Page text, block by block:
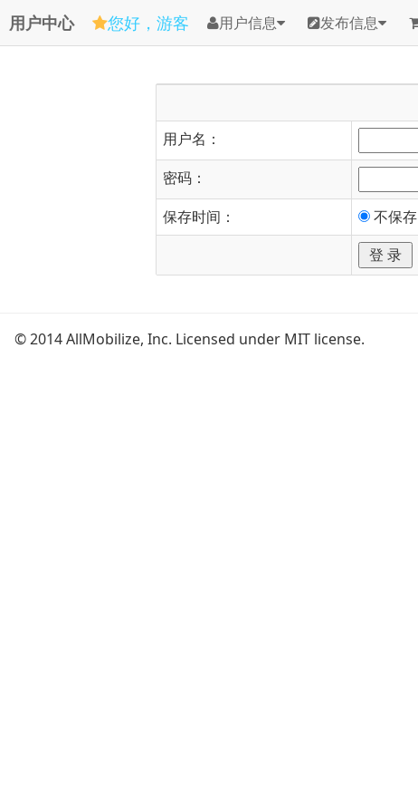
用户中心 您好，游客 用户信息 发布信息
用户名：
密码：
保存时间：
不保存
© 2014 AllMobilize, Inc. Licensed under MIT license.